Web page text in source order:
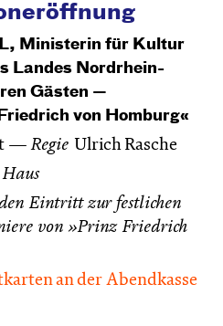
Ministerin für Kultur
Landes Nordrhein-
Gästen —
von Homburg«
Regie Ulrich Rasche
Haus
Eintritt zur festlichen
von »Prinz Friedrich
an der Abendkasse